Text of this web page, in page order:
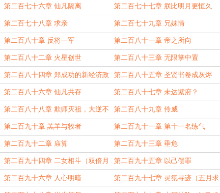
胎息仙帝指迷津
第二百七十六章 仙凡隔离 第二百七十七章 朕比明月更恒久
第二百七十八章 求亲 第二百七十九章 兄妹情
第二百八十章 反将一军 第二百八十一章 帝之所向
第二百八十二章 火星创世 第二百八十三章 无限掌中置
第二百八十四章 郑成功的新经济政
策
第二百八十五章 圣贤书卷成灰烬
第二百八十六章 仙凡共存 第二百八十七章 未达紫府？
第二百八十八章 欺师灭祖，大逆不
道
第二百八十九章 伶威
第二百九十章 羔羊与牧者 第二百九十一章 第十一名练气
第二百九十二章 庙算 第二百九十三章 垂危
第二百九十四章 二女相斗（双倍月
票已开启）
第二百九十五章 以己偿罪
第二百九十六章 人心明暗 第二百九十七章 灵氛寻迹（五月求